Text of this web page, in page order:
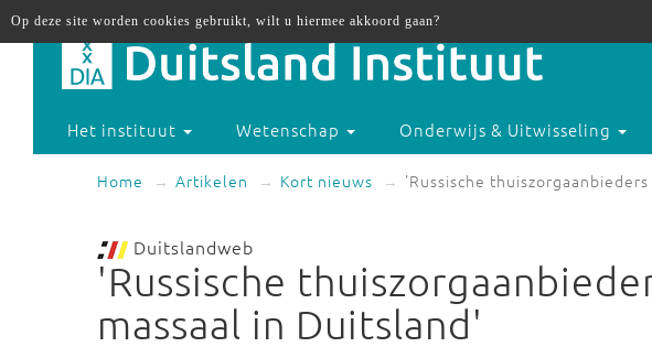
Het instituut Wetenschap Onderwijs & Uitwisseling
Home Artikelen Kort nieuws 'Russische
Duitslandweb
'Russische
massaal in Duitsland'
Op deze site worden cookies gebruikt, wilt u hiermee akkoord gaan?